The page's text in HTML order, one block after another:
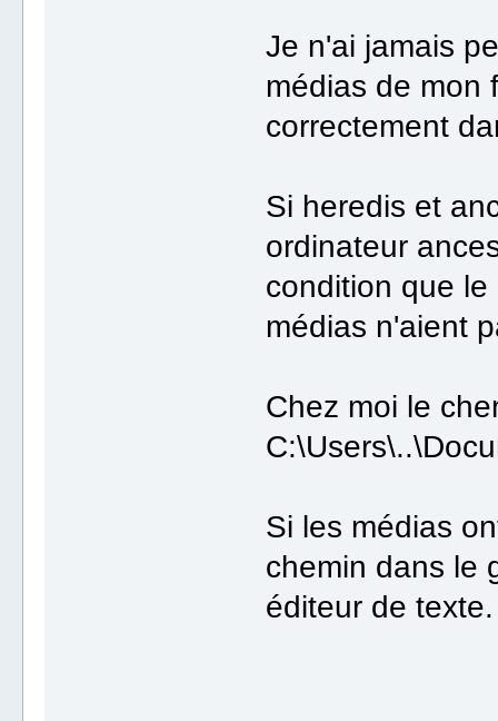
Je n'ai jamais
médias de mon
correctement
Si heredis et
ordinateur
condition que
médias n'aient
Chez moi le
Si les médias
chemin dans le
éditeur de texte.